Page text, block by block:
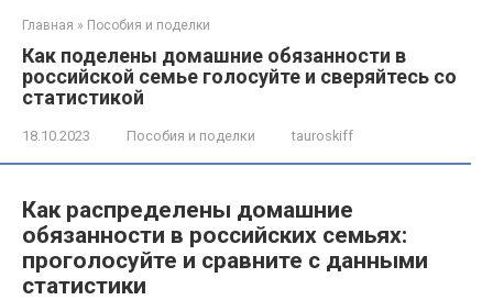
Главная » Пособия и поделки
Как поделены домашние обязанности в
российской семье голосуйте и сверяйтесь со
статистикой
18.10.2023 Пособия и поделки tauroskiff
Как распределены домашние
обязанности в российских семьях:
проголосуйте и сравните с данными
статистики